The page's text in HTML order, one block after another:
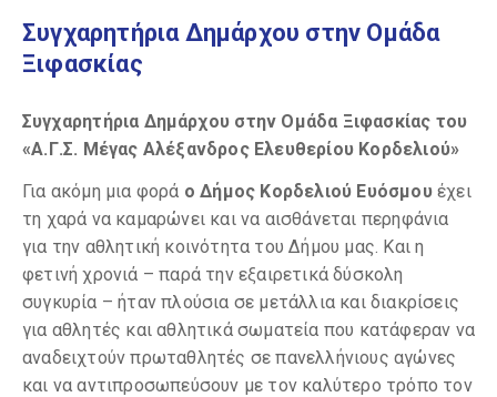
Συγχαρητήρια Δημάρχου στην Ομάδα
Ξιφασκίας
Συγχαρητήρια Δημάρχου στην Ομάδα Ξιφασκίας του
«Α.Γ.Σ. Μέγας Αλέξανδρος Ελευθερίου Κορδελιού»
Για ακόμη μια φορά ο Δήμος Κορδελιού Ευόσμουέχει
τη χαρά να καμαρώνει και να αισθάνεται περηφάνια
για την αθλητική κοινότητα του Δήμου μας. Και η
φετινή χρονιά – παρά την εξαιρετικά δύσκολη
συγκυρία – ήταν πλούσια σε μετάλλια και διακρίσεις
για αθλητές και αθλητικά σωματεία που κατάφεραν να
αναδειχτούν πρωταθλητές σε πανελλήνιους αγώνες
και να αντιπροσωπεύσουν με τον καλύτερο τρόπο τον